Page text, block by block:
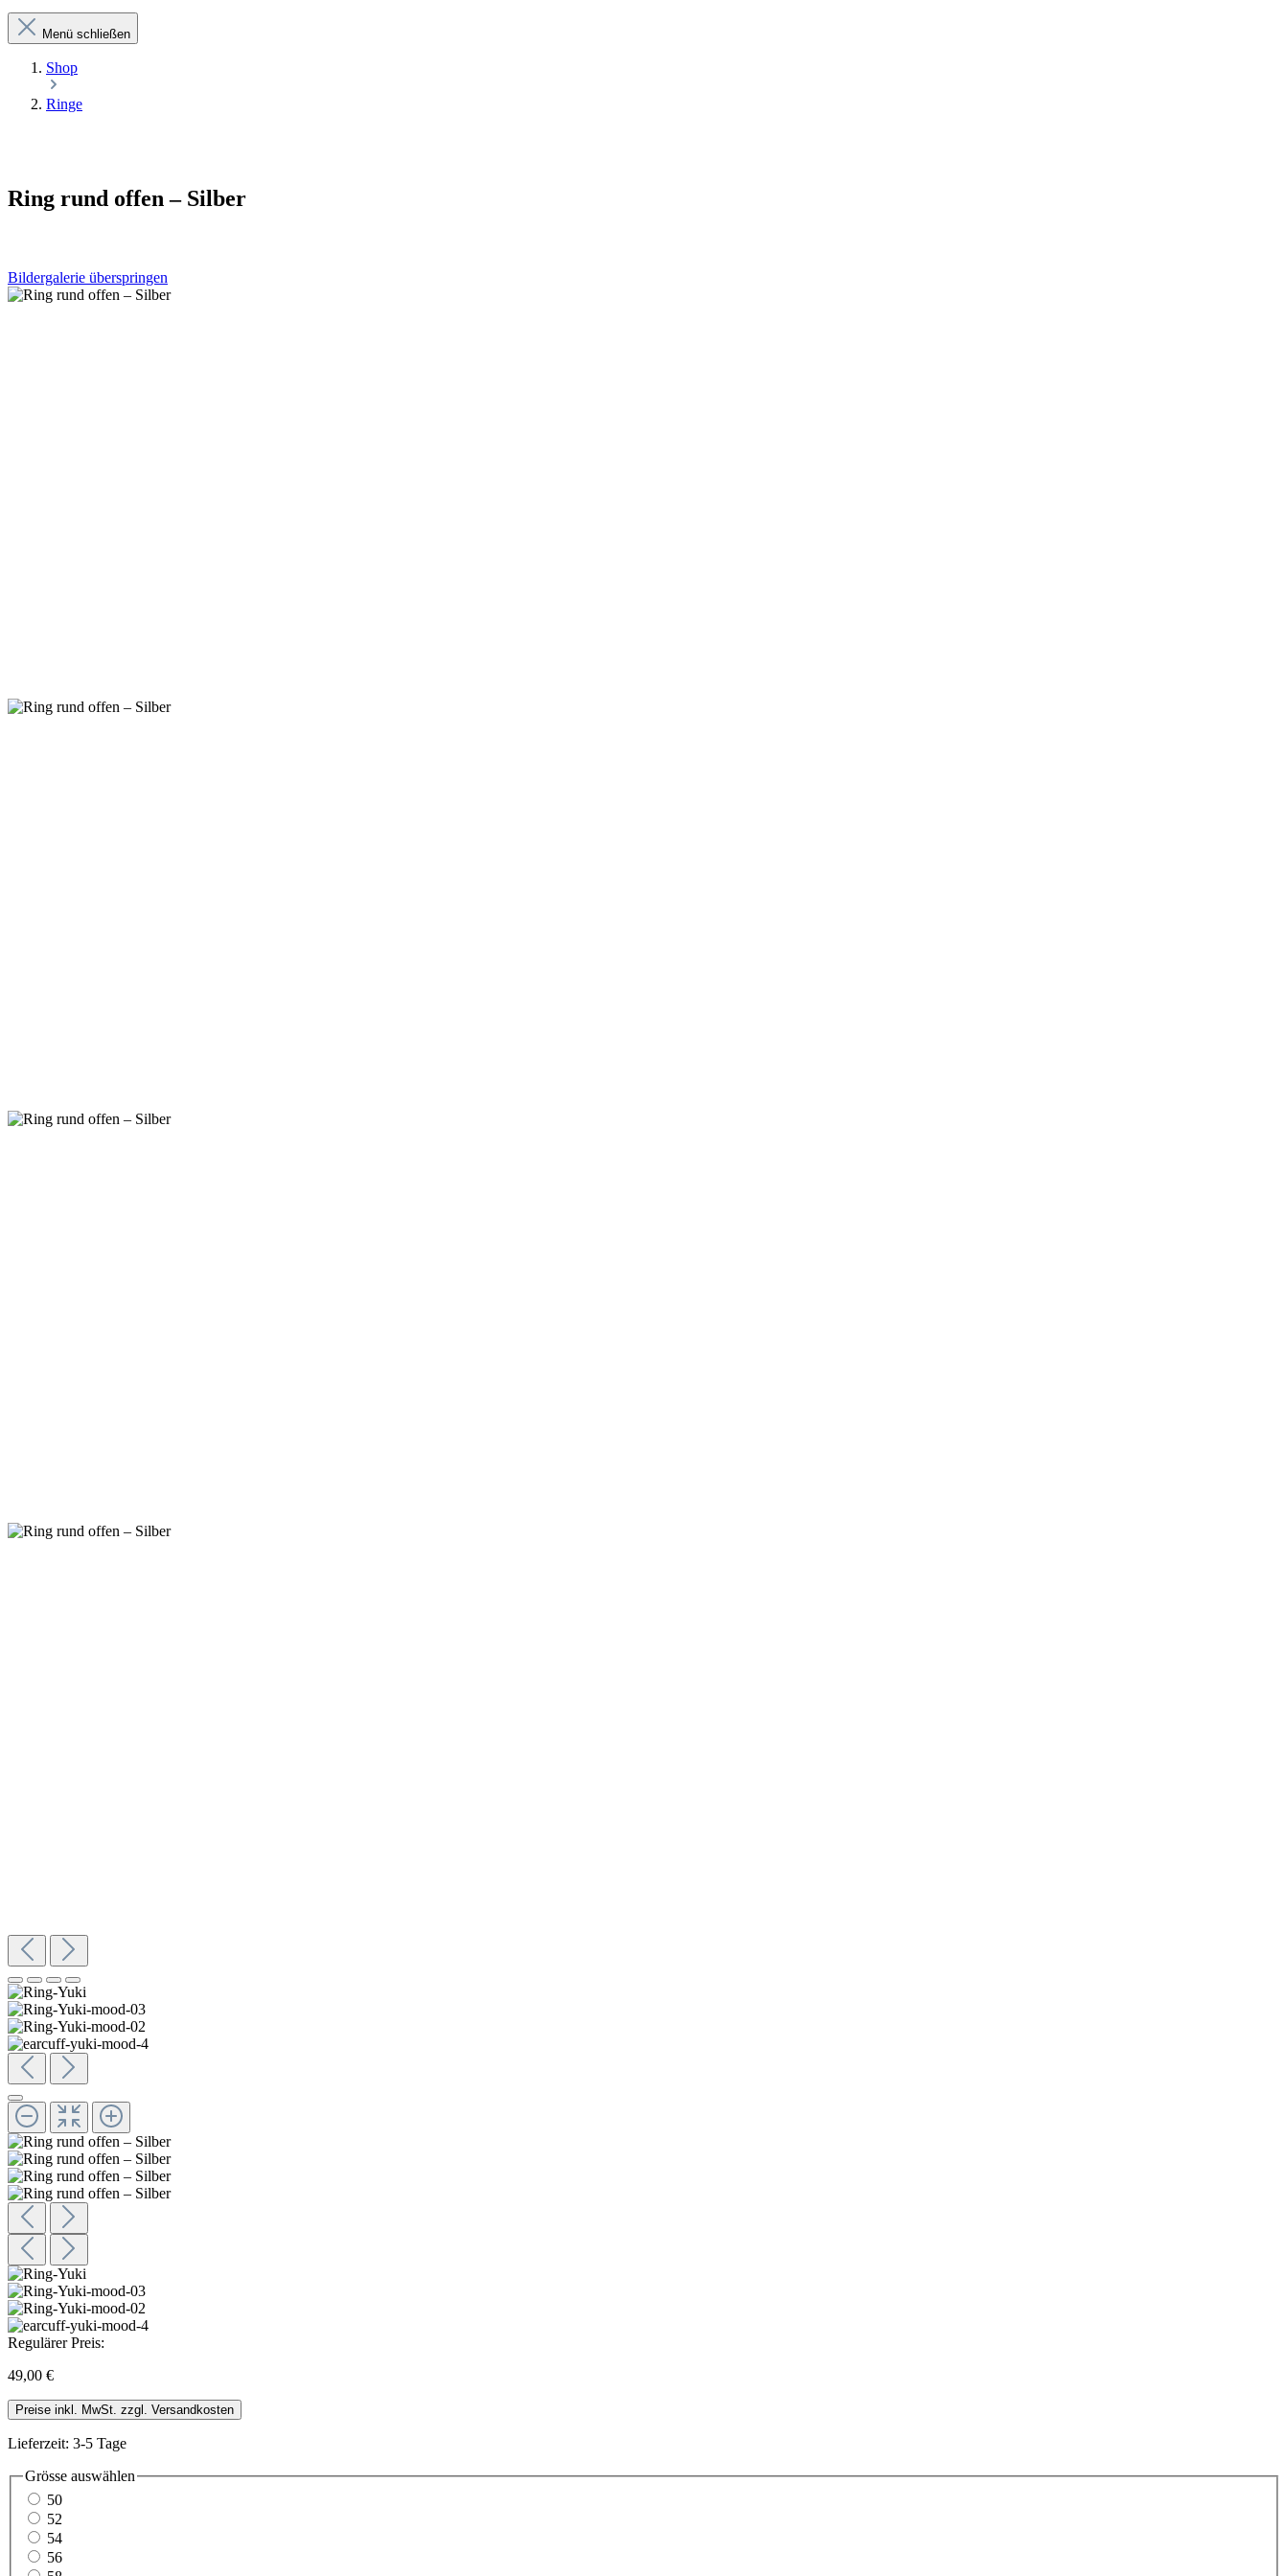
Menü schließen
Shop
Ringe
Ring rund offen – Silber
Bildergalerie überspringen
Regulärer Preis:
49,00 €
Preise inkl. MwSt. zzgl. Versandkosten
Lieferzeit: 3-5 Tage
Grösse auswählen
50
52
54
56